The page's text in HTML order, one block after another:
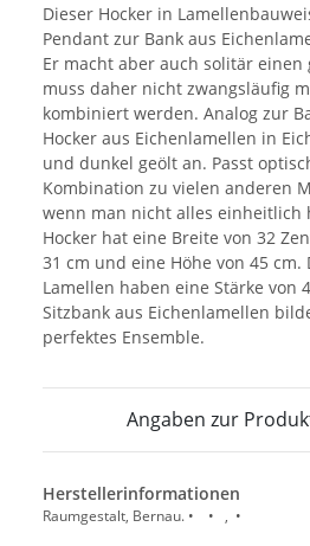
Dieser Hocker in
Pendant zur Bank aus
Er macht aber auch solitär
muss daher nicht zwangsläufig
kombiniert werden. Analog zur
Hocker aus Eichenlamellen in
und dunkel geölt an. Passt
Kombination zu vielen anderen
wenn man nicht alles einheitlich
Hocker hat eine Breite von 32
31 cm und eine Höhe von 45 cm.
Lamellen haben eine Stärke von
Sitzbank aus Eichenlamellen
perfektes Ensemble.
Angaben zur
Herstellerinformationen
Raumgestalt, Bernau. • • , •